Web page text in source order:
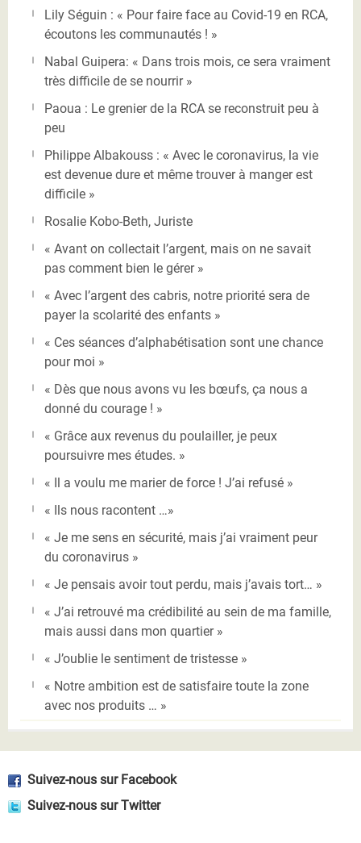
Lily Séguin : « Pour faire face au Covid-19 en RCA,
écoutons les communautés ! »
Nabal Guipera: « Dans trois mois, ce sera vraiment
très difficile de se nourrir »
Paoua : Le grenier de la RCA se reconstruit peu à
peu
Philippe Albakouss : « Avec le coronavirus, la vie
est devenue dure et même trouver à manger est
difficile »
Rosalie Kobo-Beth, Juriste
« Avant on collectait l’argent, mais on ne savait
pas comment bien le gérer »
« Avec l’argent des cabris, notre priorité sera de
payer la scolarité des enfants »
« Ces séances d’alphabétisation sont une chance
pour moi »
« Dès que nous avons vu les bœufs, ça nous a
donné du courage ! »
« Grâce aux revenus du poulailler, je peux
poursuivre mes études. »
« Il a voulu me marier de force ! J’ai refusé »
« Ils nous racontent …»
« Je me sens en sécurité, mais j’ai vraiment peur
du coronavirus »
« Je pensais avoir tout perdu, mais j’avais tort… »
« J’ai retrouvé ma crédibilité au sein de ma famille,
mais aussi dans mon quartier »
« J’oublie le sentiment de tristesse »
« Notre ambition est de satisfaire toute la zone
avec nos produits … »
Suivez-nous sur Facebook
Suivez-nous sur Twitter